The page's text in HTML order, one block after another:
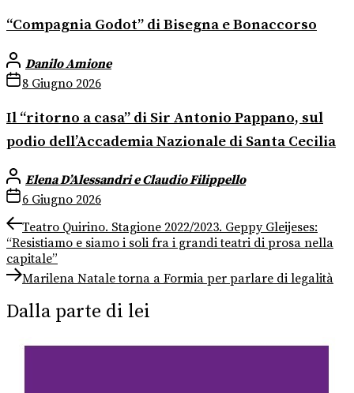
“Compagnia Godot” di Bisegna e Bonaccorso
Danilo Amione
8 Giugno 2026
Il “ritorno a casa” di Sir Antonio Pappano, sul
podio dell’Accademia Nazionale di Santa Cecilia
Elena D’Alessandri e Claudio Filippello
6 Giugno 2026
Navigazione
articoli
Previous
post:
Teatro Quirino. Stagione 2022/2023. Geppy Gleijeses:
“Resistiamo e siamo i soli fra i grandi teatri di prosa nella
capitale”
Next
Marilena Natale torna a Formia per parlare di legalità
Dalla parte di lei